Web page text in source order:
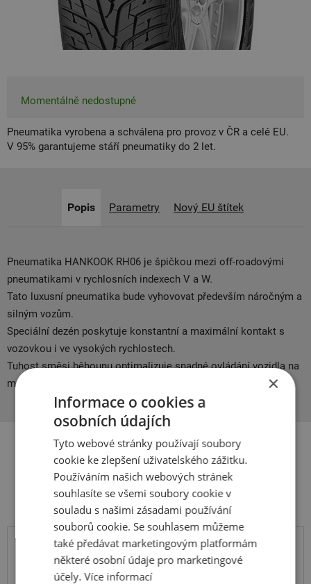
Momentálně nedostupné
Pneumatika vyrobena a schválena pro provoz v ČR a celé EU.
V 95% garantujeme stáří pneumatiky do 2 let.
Popis Parametry Nový EU štítek
Pneumatika HANKOOK RH06 je špičkou mezi off-roadovými
pneumatikami v rychlosních indexech V a W.
Tato luxusní pneumatika bude vyhovovat především náročným a
silným vozům.
Speciální dezén poskytuje konstantní a maximální kontakt s
vozovkou i ve vysokých rychlostech.
Tuhost směsi běhounu optimalizuje snadné ovládání vozidla na
mokrém i suchém povrchu.
Související produkty
Kumho
Road Venture AT61
×
Informace o cookies a
osobních údajích
Tyto webové stránky používají soubory
cookie ke zlepšení uživatelského zážitku.
Používáním našich webových stránek
souhlasíte se všemi soubory cookie v
souladu s našimi zásadami používání
souborů cookie. Se souhlasem můžeme
také předávat marketingovým platformám
některé osobní údaje pro marketingové
účely.Více informací